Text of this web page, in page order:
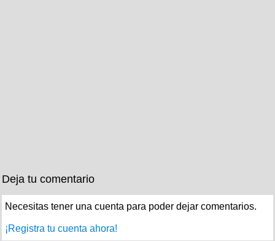
Deja tu comentario
Necesitas tener una cuenta para poder dejar comentarios.
¡Registra tu cuenta ahora!